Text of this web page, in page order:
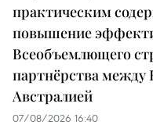
практическим
повышение
Всеобъемлющего
партнёрства между
Австралией
07/08/2026 16:40